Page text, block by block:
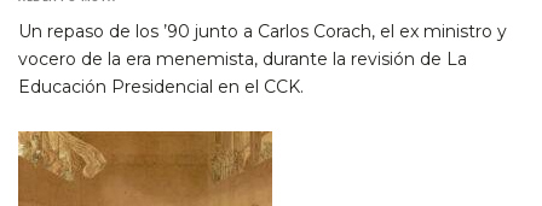
Un repaso de los ’90 junto a Carlos Corach, el ex ministro y
vocero de la era menemista, durante la revisión de La
Educación Presidencial en el CCK.